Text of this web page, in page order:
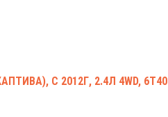
С 2012Г, 2.4Л 4WD, 6T40